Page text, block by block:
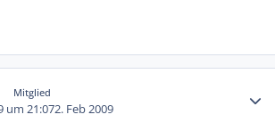
Mitglied
um 21:072. Feb 2009